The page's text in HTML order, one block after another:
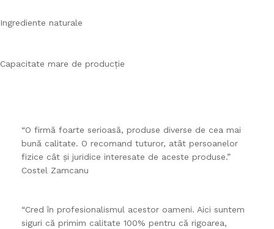
Ingrediente naturale
Capacitate mare de producție
“O firmă foarte serioasă, produse diverse de cea mai
bună calitate. O recomand tuturor, atât persoanelor
fizice cât și juridice interesate de aceste produse.”
Costel Zamcanu
“Cred în profesionalismul acestor oameni. Aici suntem
siguri că primim calitate 100% pentru că rigoarea,